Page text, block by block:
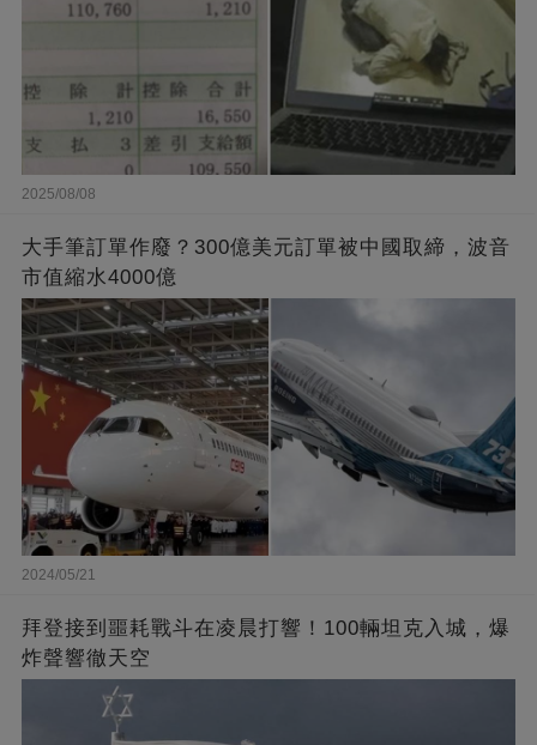
2025/08/08
大手筆訂單作廢？300億美元訂單被中國取締，波音
市值縮水4000億
2024/05/21
拜登接到噩耗戰斗在凌晨打響！100輛坦克入城，爆
炸聲響徹天空